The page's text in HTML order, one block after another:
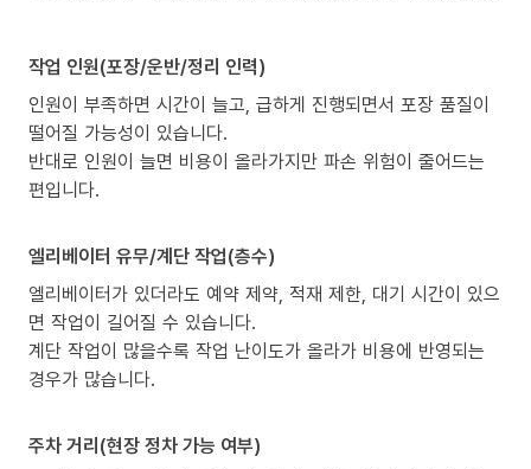
작업 인원(포장/운반/정리 인력)
인원이 부족하면 시간이 늘고, 급하게 진행되면서 포장 품질이
떨어질 가능성이 있습니다.
반대로 인원이 늘면 비용이 올라가지만 파손 위험이 줄어드는
편입니다.
엘리베이터 유무/계단 작업(층수)
엘리베이터가 있더라도 예약 제약, 적재 제한, 대기 시간이 있으
면 작업이 길어질 수 있습니다.
계단 작업이 많을수록 작업 난이도가 올라가 비용에 반영되는
경우가 많습니다.
주차 거리(현장 정차 가능 여부)